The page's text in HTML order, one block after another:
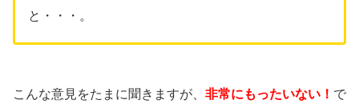
と・・・。
こんな意見をたまに聞きますが、 非常にもったいない！ で